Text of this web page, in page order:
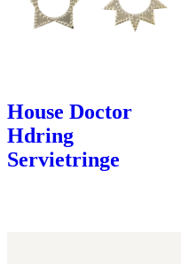
House Doctor
Hdring
Servietringe